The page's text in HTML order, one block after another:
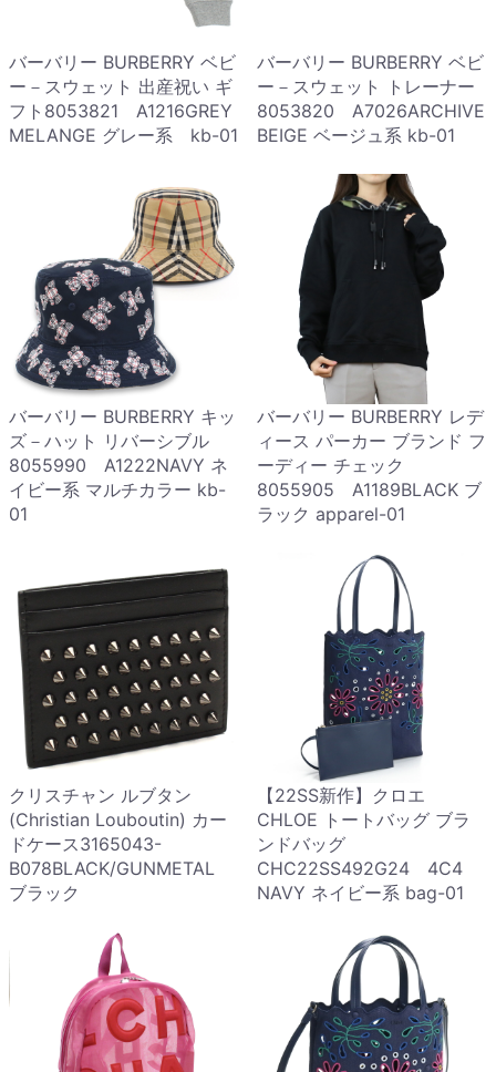
バーバリー BURBERRY ベビ
ー－スウェット 出産祝い ギ
フト8053821 A1216GREY
MELANGE グレー系 kb-01
バーバリー BURBERRY ベビ
ー－スウェット トレーナー
8053820 A7026ARCHIVE
BEIGE ベージュ系 kb-01
バーバリー BURBERRY キッ
ズ－ハット リバーシブル
8055990 A1222NAVY ネ
イビー系 マルチカラー kb-
01
バーバリー BURBERRY レデ
ィース パーカー ブランド フ
ーディー チェック
8055905 A1189BLACK ブ
ラック apparel-01
クリスチャン ルブタン
(Christian Louboutin) カー
ドケース3165043-
B078BLACK/GUNMETAL
ブラック
【22SS新作】クロエ
CHLOE トートバッグ ブラ
ンドバッグ
CHC22SS492G24 4C4
NAVY ネイビー系 bag-01